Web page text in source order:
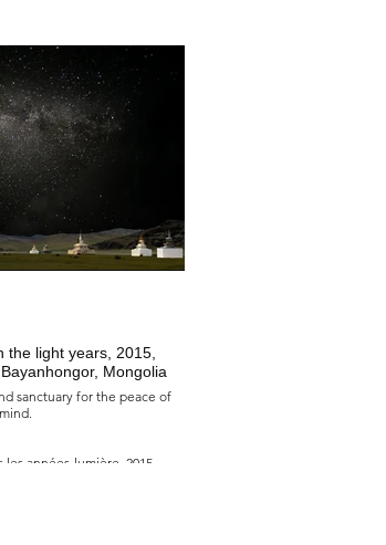
d’aubes, de crépuscules et
leurs sources, qu’en eux
les ardeurs sont leur foi, leur
sereins jusqu’au dernier
搖籃之地, 2023
峰駝的馴化，蒙古阿爾泰
、黎明和黃昏，並從光明之泉
在他們內心燃燒著一種由信仰
將使他們平靜地踏上最後的旅
the light years, 2015,
Mongolia
sanctuary for the peace of
mind.
les années-lumière, 2015